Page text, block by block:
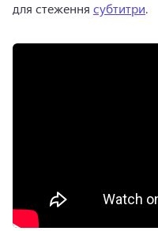
для стеження субтитри.